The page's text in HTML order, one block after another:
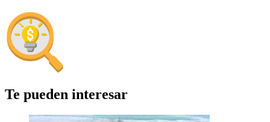
Te pueden interesar